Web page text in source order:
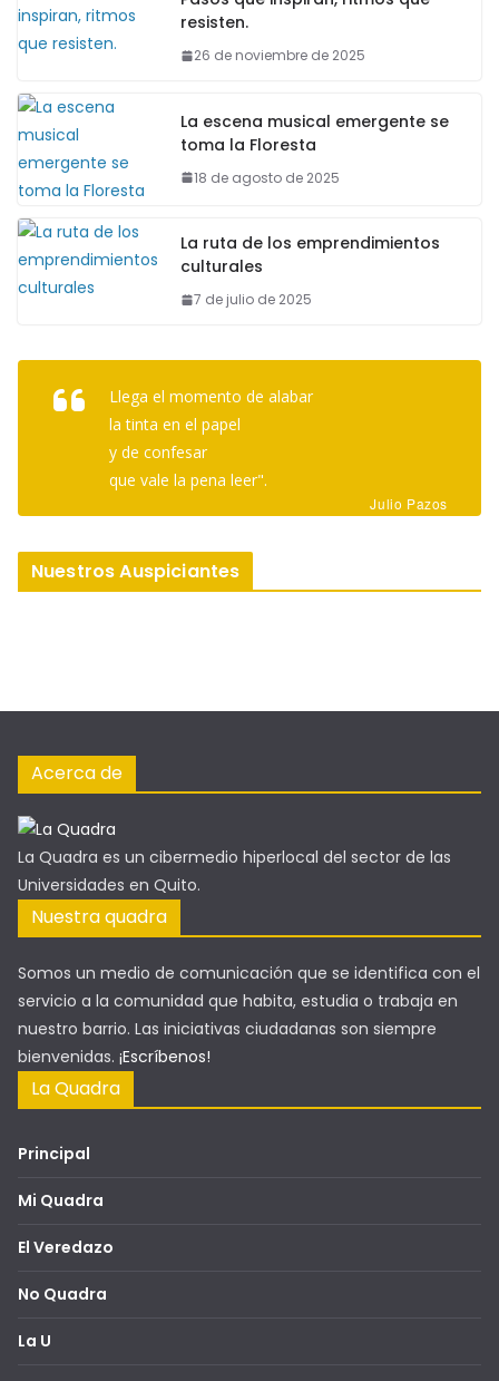
resisten.
26 de noviembre de 2025
La escena musical emergente se
toma la Floresta
18 de agosto de 2025
La ruta de los emprendimientos
culturales
7 de julio de 2025
Llega el momento de alabar
la tinta en el papel
y de confesar
que vale la pena leer".
Julio Pazos
Nuestros Auspiciantes
Acerca de
La Quadra es un cibermedio hiperlocal del sector de las
Universidades en Quito.
Nuestra quadra
Somos un medio de comunicación que se identifica con el
servicio a la comunidad que habita, estudia o trabaja en
nuestro barrio. Las iniciativas ciudadanas son siempre
bienvenidas. ¡Escríbenos!
La Quadra
Principal
Mi Quadra
El Veredazo
No Quadra
La U